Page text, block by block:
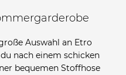
Auswahl an Etro
nach einem schicken
bequemen Stoffhose